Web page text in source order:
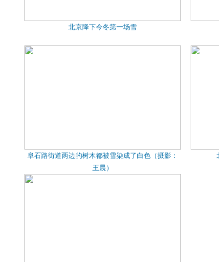
北京降下今冬第一场雪
阜石路街道两边的树木都被雪染成了白色（摄影：
王晨）